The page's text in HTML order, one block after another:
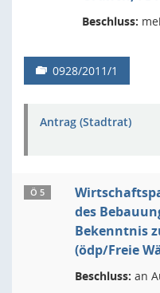
Beschluss:
0928/2011/1
Antrag (Stadtrat)
Ö 5
des
Bekenntnis
(ödp/Freie
Beschluss: an